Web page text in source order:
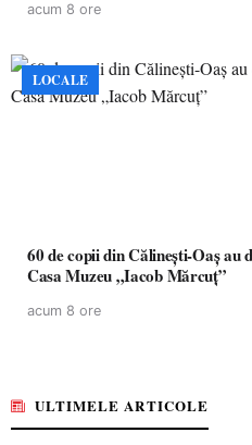
acum 8 ore
LOCALE
60 de copii din Călinești-Oaș
Casa Muzeu „Iacob Mărcuț”
acum 8 ore
ULTIMELE ARTICOLE